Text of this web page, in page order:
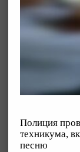
Полиция
техникума,
песню